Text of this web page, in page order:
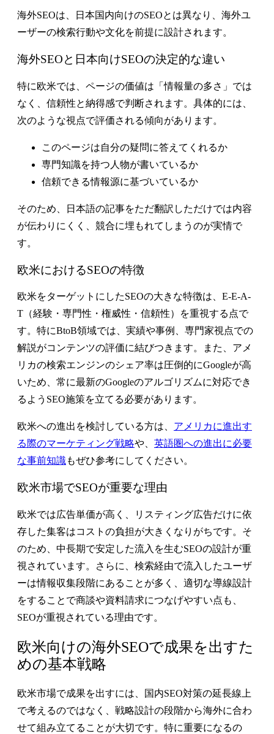
海外SEOは、日本国内向けのSEOとは異なり、海外ユ
ーザーの検索行動や文化を前提に設計されます。
海外SEOと日本向けSEOの決定的な違い
特に欧米では、ページの価値は「情報量の多さ」では
なく、信頼性と納得感で判断されます。具体的には、
次のような視点で評価される傾向があります。
このページは自分の疑問に答えてくれるか
専門知識を持つ人物が書いているか
信頼できる情報源に基づいているか
そのため、日本語の記事をただ翻訳しただけでは内容
が伝わりにくく、競合に埋もれてしまうのが実情で
す。
欧米におけるSEOの特徴
欧米をターゲットにしたSEOの大きな特徴は、E-E-A-
T（経験・専門性・権威性・信頼性）を重視する点で
す。特にBtoB領域では、実績や事例、専門家視点での
解説がコンテンツの評価に結びつきます。また、アメ
リカの検索エンジンのシェア率は圧倒的にGoogleが高
いため、常に最新のGoogleのアルゴリズムに対応でき
るようSEO施策を立てる必要があります。
欧米への進出を検討している方は、 アメリカに進出す
る際のマーケティング戦略や、 英語圏への進出に必要
な事前知識もぜひ参考にしてください。
欧米市場でSEOが重要な理由
欧米では広告単価が高く、リスティング広告だけに依
存した集客はコストの負担が大きくなりがちです。そ
のため、中長期で安定した流入を生むSEOの設計が重
視されています。さらに、検索経由で流入したユーザ
ーは情報収集段階にあることが多く、適切な導線設計
をすることで商談や資料請求につなげやすい点も、
SEOが重視されている理由です。
欧米向けの海外SEOで成果を出すた
めの基本戦略
欧米市場で成果を出すには、国内SEO対策の延長線上
で考えるのではなく、戦略設計の段階から海外に合わ
せて組み立てることが大切です。特に重要になるの